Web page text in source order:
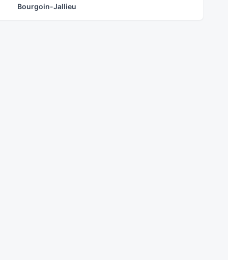
Bourgoin-Jallieu